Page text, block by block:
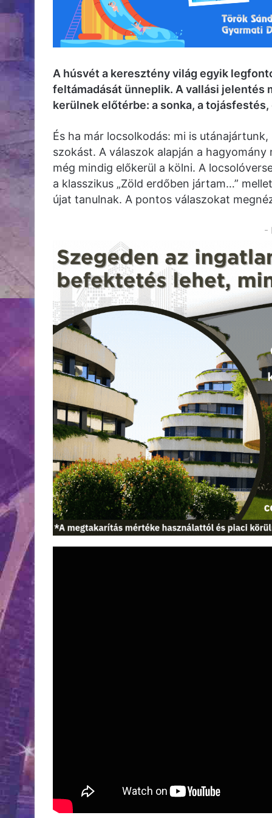
A húsvét a keresztény világ egyik
feltámadását ünneplik. A vallási jelentés
kerülnek előtérbe: a sonka, a
És ha már locsolkodás: mi is
szokást. A válaszok alapján a
még mindig előkerül a kölni. A
a klasszikus „Zöld erdőben jártam…”
újat tanulnak. A pontos válaszokat
-